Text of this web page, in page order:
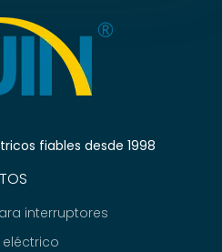
fiables desde 1998
interruptores